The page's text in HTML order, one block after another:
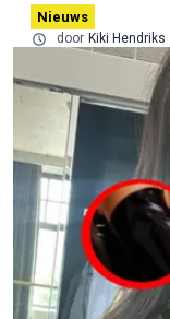
Nieuws
door Kiki Hendriks